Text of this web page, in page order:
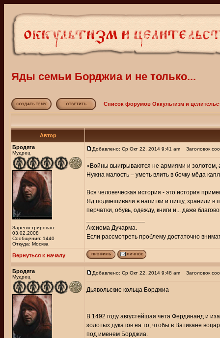
Яды семьи Борджиа и не только...
Список форумов Оккультизм и
Автор
Бродяга
Мудрец
Зарегистрирован:
03.02.2008
Сообщения: 1440
Откуда: Москва
Добавлено: Ср Окт 22, 2014 9:41 am Заголовок
«Войны выигрываются не армиями и золотом,
Нужна малость – уметь влить в бочку мёда
Вся человеческая история - это история
Яд подмешивали в напитки и пищу, хранили в
перчатки, обувь, одежду, книги и... даже
Аксиома Дучарма.
Если рассмотреть проблему достаточно
Вернуться к началу
Бродяга
Мудрец
Добавлено: Ср Окт 22, 2014 9:48 am Заголовок
Дьявольские кольца Борджиа
В 1492 году августейшая чета Фердинанд и
золотых дукатов на то, чтобы в Ватикане
под именем Борджиа.